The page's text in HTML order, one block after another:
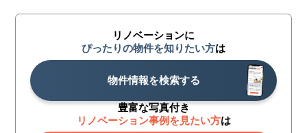
リノベーションに
ぴったりの物件を知りたい方は
物件情報を検索する
豊富な写真付き
リノベーション事例を見たい方は